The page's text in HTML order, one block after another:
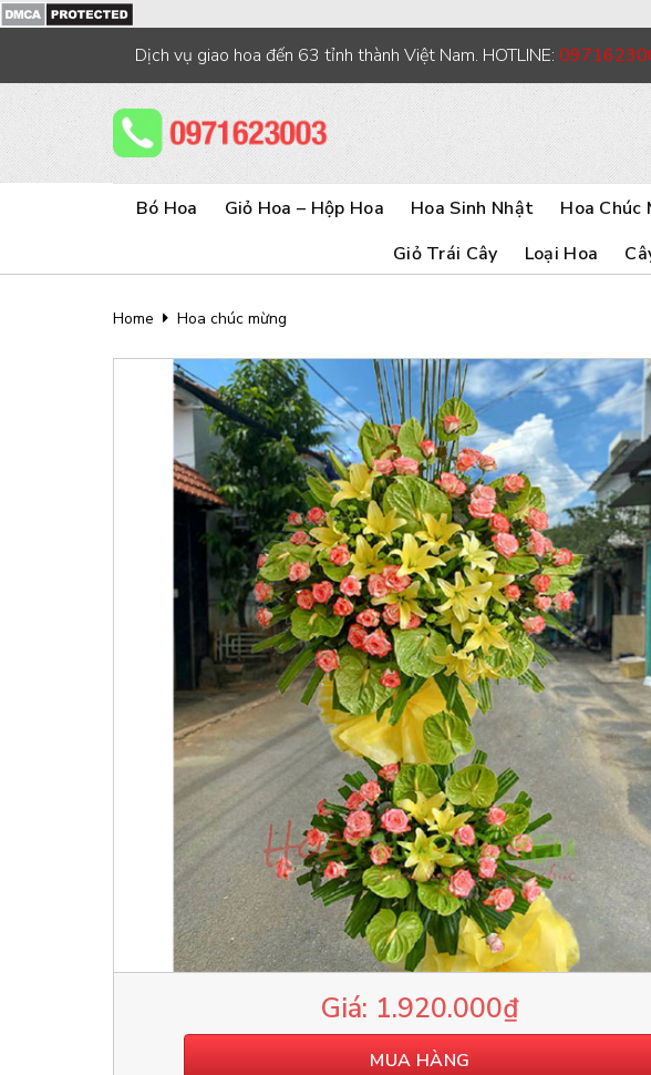
content
Dịch vụ giao hoa đến 63 tỉnh thành Việt Nam. HOTLINE:
Bó Hoa Giỏ Hoa – Hộp Hoa Hoa Sinh Nhật Hoa Chúc
Giỏ Trái Cây
Loại Hoa
Home Hoa chúc mừng
1.920.000₫
MUA HÀNG